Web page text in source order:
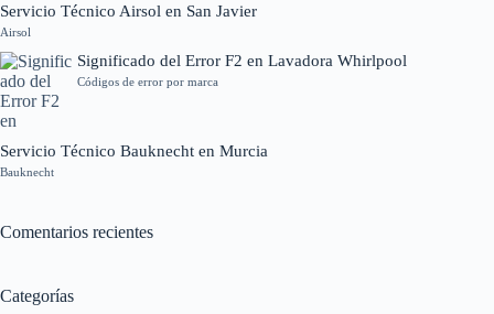
Servicio Técnico Airsol en San Javier
Airsol
Significado del Error F2 en Lavadora Whirlpool
Códigos de error por marca
Servicio Técnico Bauknecht en Murcia
Bauknecht
Comentarios recientes
Categorías